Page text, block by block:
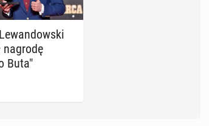
nagrodę
Buta"